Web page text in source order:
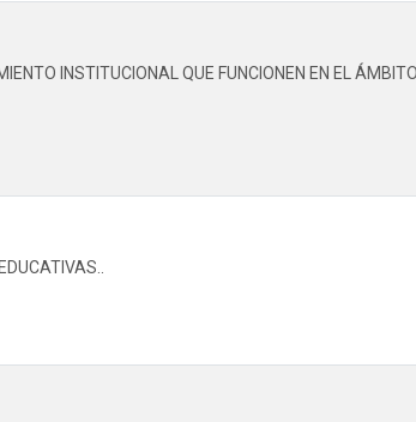
INSTITUCIONAL QUE FUNCIONEN EN EL